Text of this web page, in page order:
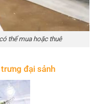
thể mua hoặc thuê
đại sảnh